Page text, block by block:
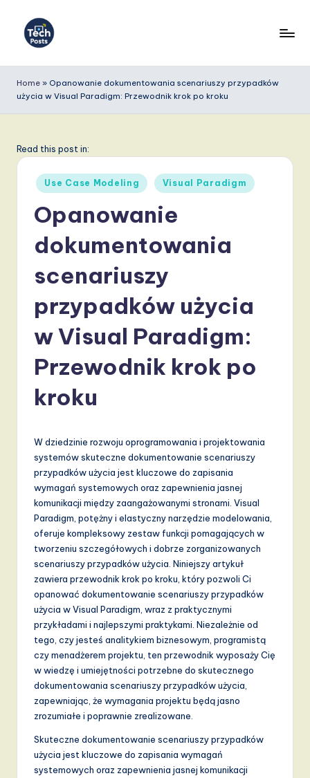
e
c
P
T
d
in
A
S
o
Home » Opanowanie dokumentowania scenariuszy przypadków
użycia w Visual Paradigm: Przewodnik krok po kroku
Read this post in:
Posted
in
Use Case Modeling Visual Paradigm
Opanowanie
dokumentowania
scenariuszy
przypadków użycia
w Visual Paradigm:
Przewodnik krok po
kroku
W dziedzinie rozwoju oprogramowania i projektowania
systemów skuteczne dokumentowanie scenariuszy
przypadków użycia jest kluczowe do zapisania
wymagań systemowych oraz zapewnienia jasnej
komunikacji między zaangażowanymi stronami. Visual
Paradigm, potężny i elastyczny narzędzie modelowania,
oferuje kompleksowy zestaw funkcji pomagających w
tworzeniu szczegółowych i dobrze zorganizowanych
scenariuszy przypadków użycia. Niniejszy artykuł
zawiera przewodnik krok po kroku, który pozwoli Ci
opanować dokumentowanie scenariuszy przypadków
użycia w Visual Paradigm, wraz z praktycznymi
przykładami i najlepszymi praktykami. Niezależnie od
tego, czy jesteś analitykiem biznesowym, programistą
czy menadżerem projektu, ten przewodnik wyposaży Cię
w wiedzę i umiejętności potrzebne do skutecznego
dokumentowania scenariuszy przypadków użycia,
zapewniając, że wymagania projektu będą jasno
zrozumiałe i poprawnie zrealizowane.
Skuteczne dokumentowanie scenariuszy przypadków
użycia jest kluczowe do zapisania wymagań
systemowych oraz zapewnienia jasnej komunikacji